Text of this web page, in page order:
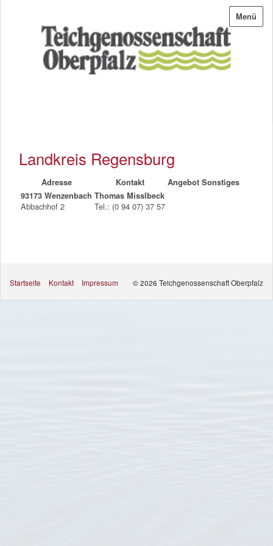
Menü
Landkreis Regensburg
Adresse Kontakt Angebot Sonstiges
93173 Wenzenbach
Abbachhof 2
Thomas Misslbeck
Tel.: (0 94 07) 37 57
Startseite Kontakt Impressum © 2026 Teichgenossenschaft Oberpfalz